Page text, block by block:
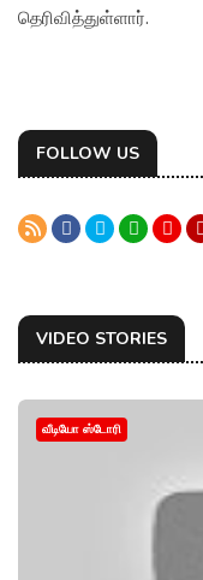
தெரிவித்துள்ளார்.
FOLLOW US
VIDEO STORIES
வீடியோ ஸ்டோரி